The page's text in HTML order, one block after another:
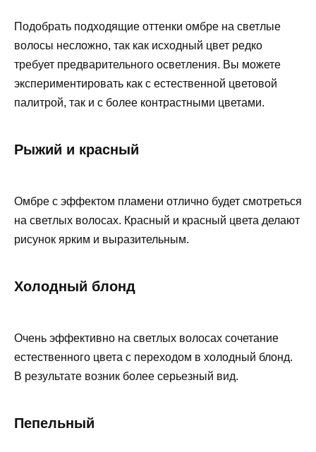
Подобрать подходящие оттенки омбре на светлые
волосы несложно, так как исходный цвет редко
требует предварительного осветления. Вы можете
экспериментировать как с естественной цветовой
палитрой, так и с более контрастными цветами.
Рыжий и красный
Омбре с эффектом пламени отлично будет смотреться
на светлых волосах. Красный и красный цвета делают
рисунок ярким и выразительным.
Холодный блонд
Очень эффективно на светлых волосах сочетание
естественного цвета с переходом в холодный блонд.
В результате возник более серьезный вид.
Пепельный